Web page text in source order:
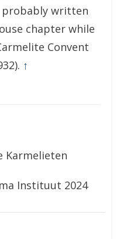
probably written
chapter while
Convent
↑
Karmelieten
Instituut 2024